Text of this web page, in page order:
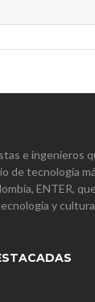
e ingenieros
de tecnología
ENTER,
y